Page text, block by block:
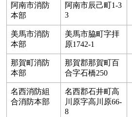
阿南市消防
本部
阿南市辰己町1-3
3
美馬市消防
本部
美馬市脇町字拝
原1742-1
那賀町消防
本部
那賀郡那賀町百
合字石橋250
名西消防組
合消防本部
名西郡石井町高
川原字高川原66-
8